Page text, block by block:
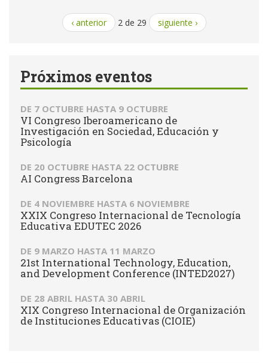
‹ anterior 2 de 29 siguiente ›
Próximos eventos
DE 7 OCTUBRE HASTA 9 OCTUBRE
VI Congreso Iberoamericano de
Investigación en Sociedad, Educación y
Psicología
DE 20 OCTUBRE HASTA 22 OCTUBRE
AI Congress Barcelona
DE 4 NOVIEMBRE HASTA 6 NOVIEMBRE
XXIX Congreso Internacional de Tecnología
Educativa EDUTEC 2026
DE 9 MARZO HASTA 11 MARZO
21st International Technology, Education,
and Development Conference (INTED2027)
DE 28 ABRIL HASTA 30 ABRIL
XIX Congreso Internacional de Organización
de Instituciones Educativas (CIOIE)